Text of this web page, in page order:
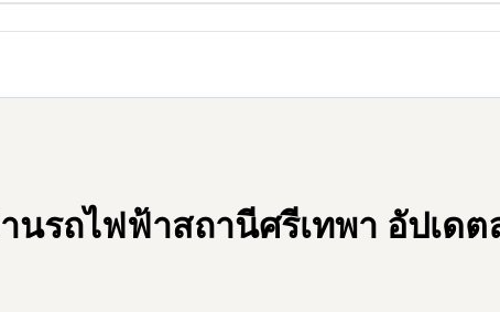
นรถไฟฟ้าสถานีศรีเทพา อัปเดต